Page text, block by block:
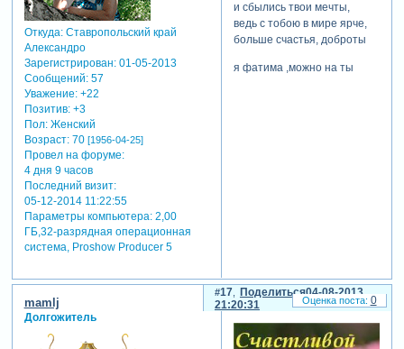
Откуда:Ставропольский край
Александро
Зарегистрирован: 01-05-2013
Сообщений:57
Уважение: +22
Позитив: +3
Пол:Женский
Возраст:70 [1956-04-25]
Провел на форуме:
4 дня 9 часов
Последний визит:
05-12-2014 11:22:55
Параметры компьютера:2,00
ГБ,32-разрядная операционная
система, Proshow Producer 5
и сбылись твои мечты,
ведь с тобою в мире ярче,
больше счастья, доброты
я фатима ,можно на ты
Поделиться
17
04-08-2013
21:20:31
mamlj
Долгожитель
0